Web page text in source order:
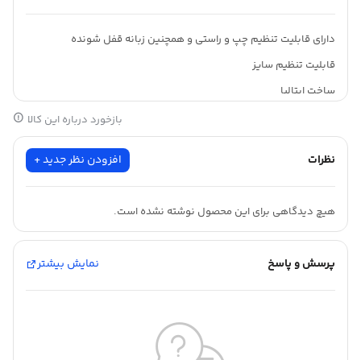
دارای قابلیت تنظیم چپ و راستی و همچنین زبانه قفل شونده
قابلیت تنظیم سایز
ساخت ایتالیا
بازخورد درباره این کالا
نظرات افزودن نظر جدید +
هیچ دیدگاهی برای این محصول نوشته نشده است.
پرسش و پاسخ نمایش بیشتر